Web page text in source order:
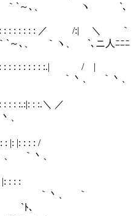
､、 ヽ `､
: ／ /:| ＼ ｀
ヽ、 `､ニ人ﾆﾆﾆ
: : : :.| / |
｀丶、 ｀丶、
: :.＼ ／
｀丶、
: : : |: |: : : : /
｀丶、
: : :
、 ｀
､